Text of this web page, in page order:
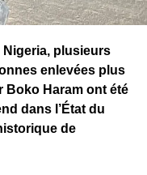
plusieurs
enlevées plus
Boko Haram ont été
dans l’État du
de